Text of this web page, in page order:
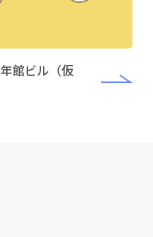
館ビル（仮